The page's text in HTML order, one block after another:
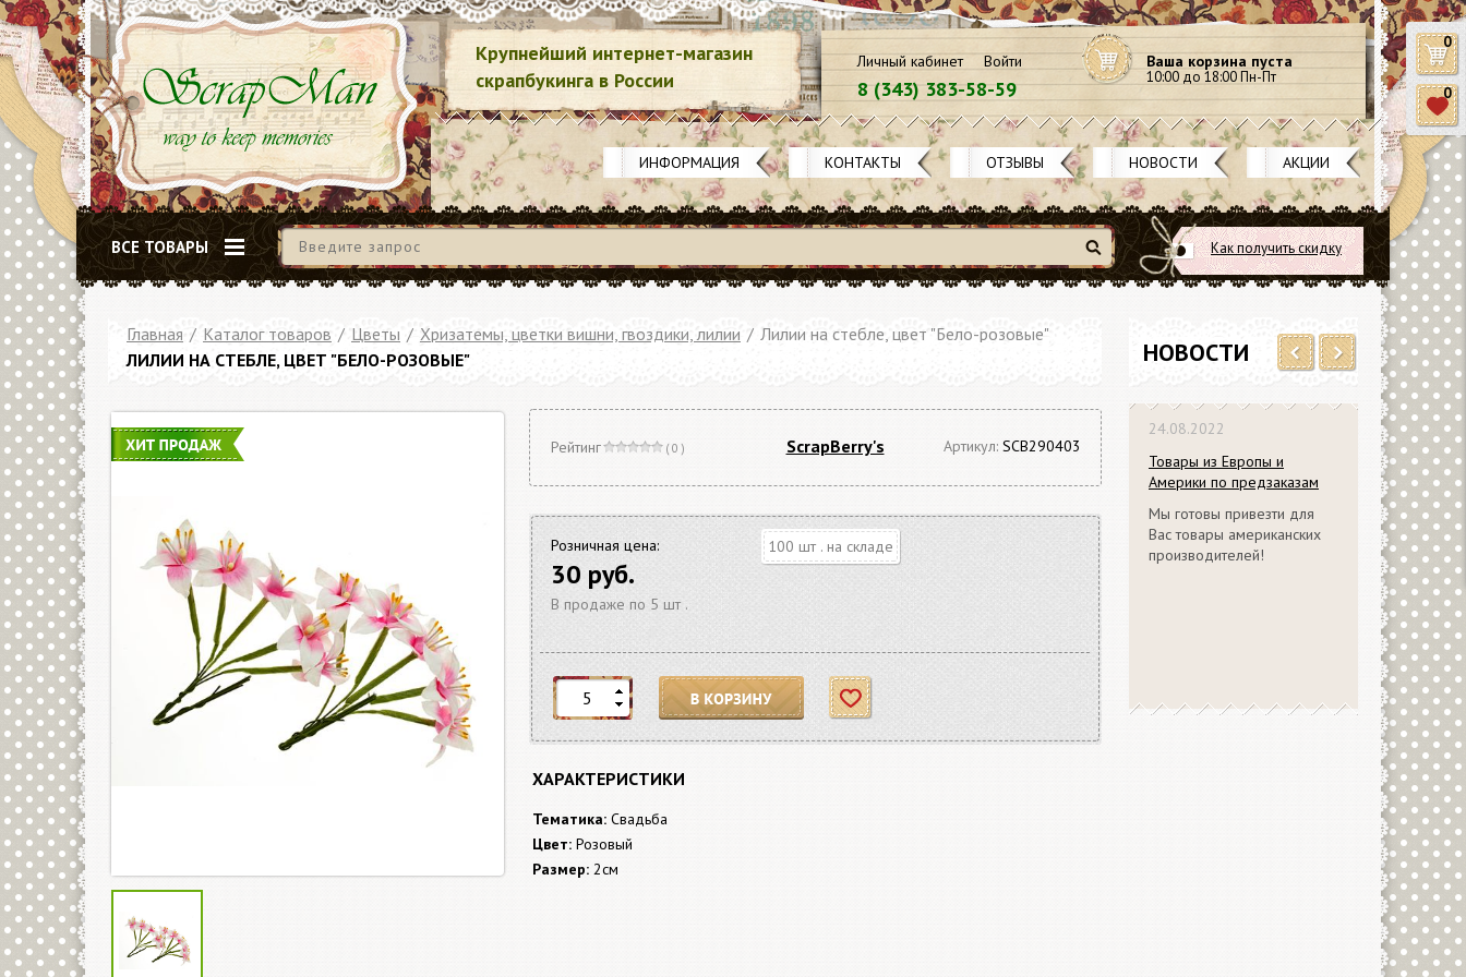
Ваша корзина пуста
10:00 до 18:00 Пн-Пт
Личный кабинет Войти
8 (343) 383-58-59
Крупнейший интернет-магазин
скрапбукинга в России
ИНФОРМАЦИЯ КОНТАКТЫ ОТЗЫВЫ НОВОСТИ АКЦИИ
Как получить скидку
Найти
ВСЕ ТОВАРЫ
НОВОСТИ
24.08.2022
Товары из Европы и
Америки по предзаказам
Мы готовы привезти для
Вас товары американских
производителей!
Главная / Каталог товаров / Цветы / Хризатемы, цветки вишни, гвоздики, лилии / Лилии на стебле, цвет "Бело-розовые"
ЛИЛИИ НА СТЕБЛЕ, ЦВЕТ "БЕЛО-РОЗОВЫЕ"
ScrapBerry's
Рейтинг ( 0 ) Артикул: SCB290403
Розничная цена:
30 руб.
В продаже по 5 шт .
100 шт . на складе
ХАРАКТЕРИСТИКИ
Тематика: Свадьба
Цвет: Розовый
Размер: 2см
0
0